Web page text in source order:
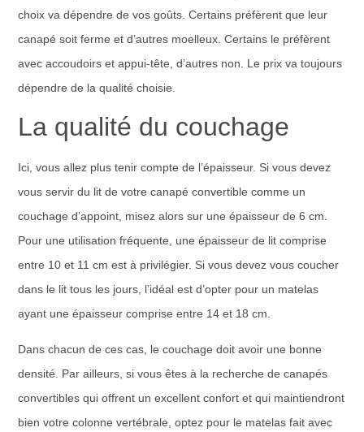
choix va dépendre de vos goûts. Certains préfèrent que leur
canapé soit ferme et d’autres moelleux. Certains le préfèrent
avec accoudoirs et appui-tête, d’autres non. Le prix va toujours
dépendre de la qualité choisie.
La qualité du couchage
Ici, vous allez plus tenir compte de l’épaisseur. Si vous devez
vous servir du lit de votre canapé convertible comme un
couchage d’appoint, misez alors sur une épaisseur de 6 cm.
Pour une utilisation fréquente, une épaisseur de lit comprise
entre 10 et 11 cm est à privilégier. Si vous devez vous coucher
dans le lit tous les jours, l’idéal est d’opter pour un matelas
ayant une épaisseur comprise entre 14 et 18 cm.
Dans chacun de ces cas, le couchage doit avoir une bonne
densité. Par ailleurs, si vous êtes à la recherche de canapés
convertibles qui offrent un excellent confort et qui maintiendront
bien votre colonne vertébrale, optez pour le matelas fait avec